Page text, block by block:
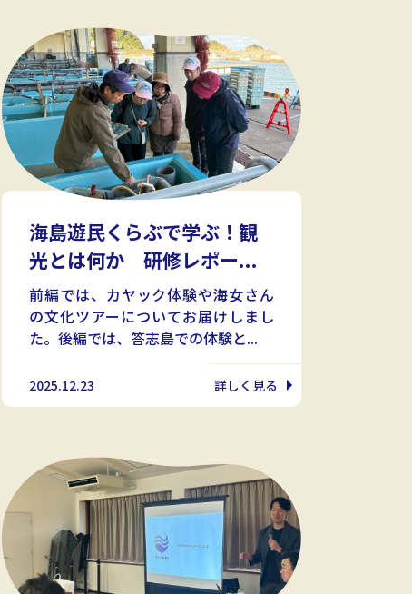
海島遊民くらぶで学ぶ！観
光とは何か 研修レポー...
前編では、カヤック体験や海女さん
の文化ツアーについてお届けしまし
た。後編では、答志島での体験と...
2025.12.23 詳しく見る